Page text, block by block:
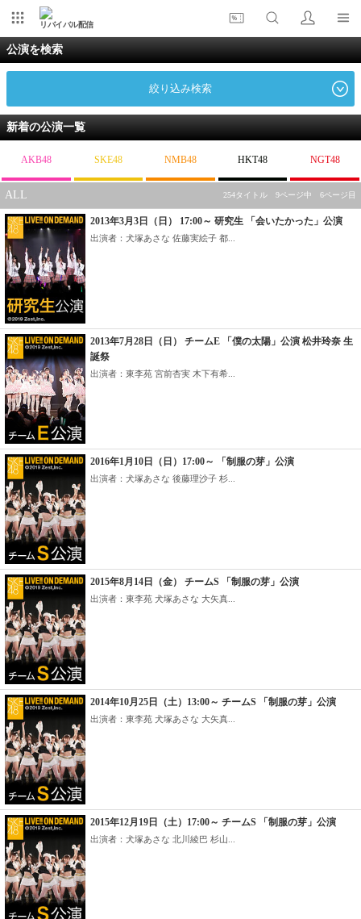
リバイバル配信
公演を検索
絞り込み検索
新着の公演一覧
AKB48 SKE48 NMB48 HKT48 NGT48
ALL 254タイトル 9ページ中 6ページ目
2013年3月3日（日） 17:00～ 研究生 「会いたかった」公演
出演者：犬塚あさな 佐藤実絵子 都...
2013年7月28日（日） チームE 「僕の太陽」公演 松井玲奈 生
誕祭
出演者：東李苑 宮前杏実 木下有希...
2016年1月10日（日）17:00～ 「制服の芽」公演
出演者：犬塚あさな 後藤理沙子 杉...
2015年8月14日（金） チームS 「制服の芽」公演
出演者：東李苑 犬塚あさな 大矢真...
2014年10月25日（土）13:00～ チームS 「制服の芽」公演
出演者：東李苑 犬塚あさな 大矢真...
2015年12月19日（土）17:00～ チームS 「制服の芽」公演
出演者：犬塚あさな 北川綾巴 杉山...